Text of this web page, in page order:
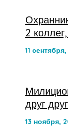
2
11
друг
13 ноября,